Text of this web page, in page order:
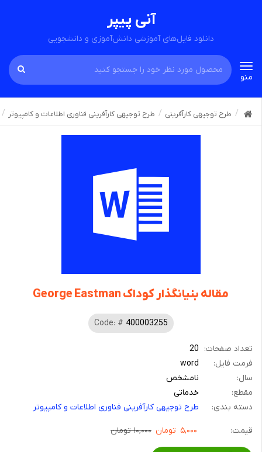
آنی پیپر
دانلود فایل‌های آموزشی دانش‌آموزی و دانشجویی
Toggle
navigation
منو
طرح توجیهی کارآفرینی طرح توجیهی کارآفرینی فناوری اطلاعات و کامپیوتر
مقاله بنیانگذار کوداک George Eastman
Code: # 400003255
تعداد صفحات: 20
فرمت فایل:
word
سال:
نامشخص
مقطع:
خدماتی
دسته بندی:
طرح توجیهی کارآفرینی فناوری اطلاعات و کامپیوتر
قیمت: ۵,۰۰۰ تومان ۱۰,۰۰۰ تومان